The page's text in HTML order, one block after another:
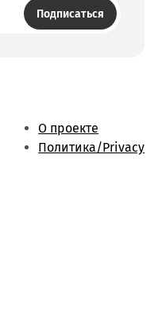
Подписаться
О проекте
Политика/Privacy